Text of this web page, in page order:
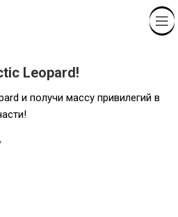
Leopard!
и получи массу привилегий в